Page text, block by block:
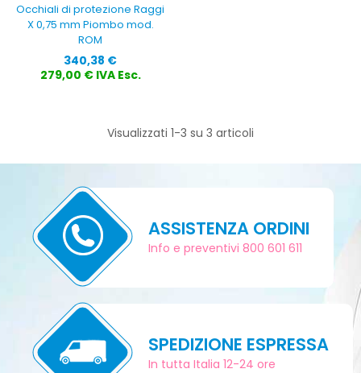
Occhiali di protezione Raggi
X 0,75 mm Piombo mod.
ROM
Prezzo
340,38 €
279,00 € IVA Esc.
Visualizzati 1-3 su 3 articoli
ASSISTENZA ORDINI
Info e preventivi 800 601 611
SPEDIZIONE ESPRESSA
In tutta Italia 12-24 ore